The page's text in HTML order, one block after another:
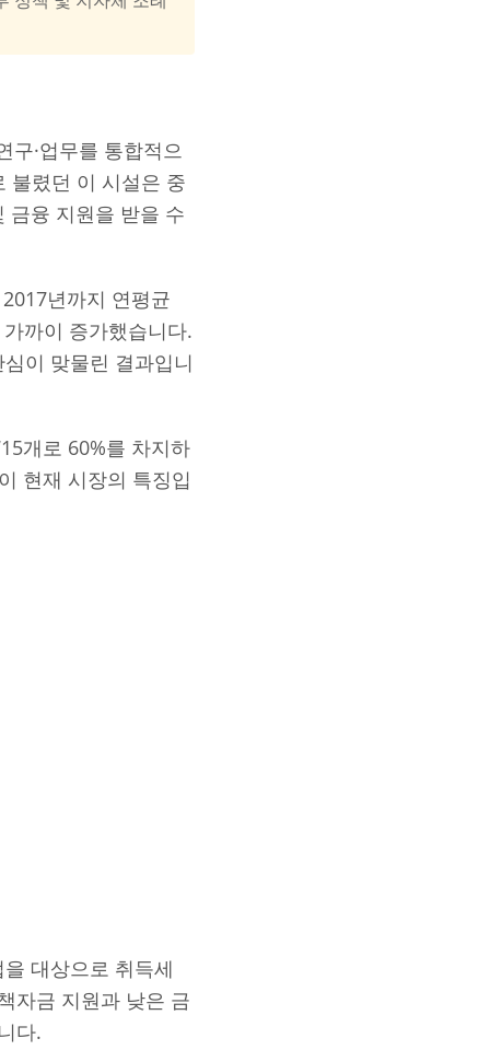
구·업무를 통합적으
불렸던 이 시설은 중
금융 지원을 받을 수
년까지 연평균
까이 증가했습니다.
이 맞물린 결과입니
개로 60%를 차지하
현재 시장의 특징입
대상으로 취득세
자금 지원과 낮은 금
다.